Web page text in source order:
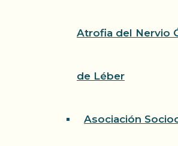
Atrofia del Nervio
de Léber
Asociación